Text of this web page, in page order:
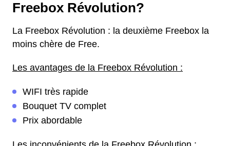
Freebox Révolution?
La Freebox Révolution : la deuxième Freebox la
moins chère de Free.
Les avantages de la Freebox Révolution :
WIFI très rapide
Bouquet TV complet
Prix abordable